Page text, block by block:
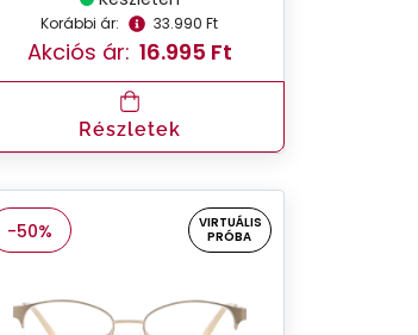
Korábbi ár: 33.990 Ft
Akciós ár: 16.995 Ft
Részletek
-50%
VIRTUÁLIS
PRÓBA